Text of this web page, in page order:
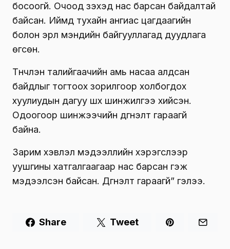
босоогүй. Очоод үзэхэд нас барсан байдалтай
байсан. Иймд тухайн ангиас цагдаагийн
болон эрүүл мэндийн байгууллагад дуудлага
өгсөн.
Түүнчлэн талийгаачийн амь насаа алдсан
байдлыг тогтоох зорилгоор холбогдох
хуулиудын дагуу шүүх шинжилгээ хийсэн.
Одоогоор шинжээчийн дүгнэлт гараагүй
байна.
Зарим хэвлэл мэдээллийн хэрэгслээр
уушгины хатгалгаагаар нас барсан гэж
мэдээлсэн байсан. Дүгнэлт гараагүй” гэлээ.
Share Tweet